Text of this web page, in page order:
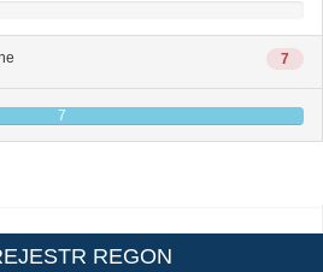
7
7
REGON